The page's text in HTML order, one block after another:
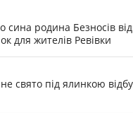
сина родина Безносів
для жителів Ревівки
свято під ялинкою